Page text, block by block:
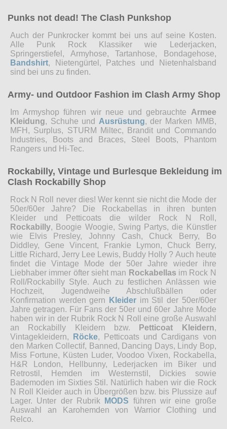
Punks not dead! The Clash Punkshop
Auch der Punkrocker kommt bei uns auf seine Kosten.
Alle Punk Rock Klassiker wie Lederjacken,
Springerstiefel, Armyhose, Tartanhose, Bondagehose,
Bandshirt, Nietengürtel, Patches und Nietenhalsband
sind bei uns zu finden.
Army- und Outdoor Fashion im Clash Army Shop
Im Armyshop führen wir neue und gebrauchte Armee
Kleidung, Schuhe und Ausrüstung, der Marken MMB,
MFH, Surplus, STURM Miltec, Brandit und Commando
Industries, Boots and Braces, Steel Boots, Phantom
Rangers und Hi-Tec.
Rockabilly, Vintage und Burlesque Bekleidung im
Clash Rockabilly Shop
Rock N Roll never dies! Wer kennt sie nicht die Mode der
50er/60er Jahre? Die Rockabellas in ihren bunten
Kleider und Petticoats die wilder Rock N Roll,
Rockabilly, Boogie Woogie, Swing Partys, die Künstler
wie Elvis Presley, Johnny Cash, Chuck Berry, Bo
Diddley, Gene Vincent, Frankie Lymon, Chuck Berry,
Little Richard, Jerry Lee Lewis, Buddy Holly ? Auch heute
findet die Vintage Mode der 50er Jahre wieder ihre
Liebhaber immer öfter sieht man Rockabellas im Rock N
Roll/Rockabilly Style. Auch zu festlichen Anlässen wie
Hochzeit, Jugendweihe Abschlußbällen oder
Konfirmation werden gern
Kleiderim Stil der 50er/60er
Jahre getragen. Für Fans der 50er und 60er Jahre Mode
haben wir in der Rubrik Rock N Roll eine große Auswahl
an Rockabilly Kleidern bzw.
Petticoat Kleidern,
Vintagekleidern,
Röcke, Petticoats und Cardigans von
den Marken Collectif, Banned, Dancing Days, Lindy Bop,
Miss Fortune, Küsten Luder, Voodoo Vixen, Rockabella,
H&R London, Hellbunny, Lederjacken im Biker und
Retrostil, Hemden im Westernstil, Dickies sowie
Bademoden im Sixties Stil. Natürlich haben wir die Rock
N Roll Kleider auch in Übergrößen bzw. bis Plussize auf
Lager. Unter der Rubrik
MODS führen wir eine große
Auswahl an Karohemden von Warrior Clothing und
Relco.